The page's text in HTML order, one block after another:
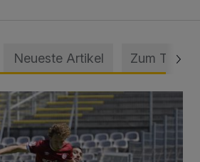
Neueste Artikel Zum Thema
Barmer Bahnhof und klare Ansage